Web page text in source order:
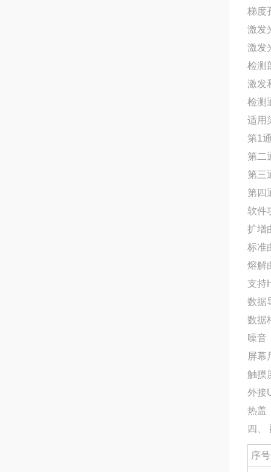
梯度
激发
激发
检测
激发
检测
适用
第1
第二
第三
第四
软件
扩增
标准
熔解
支持
数据
数据
噪音
屏幕
触摸
外接
热盖
四、
序号